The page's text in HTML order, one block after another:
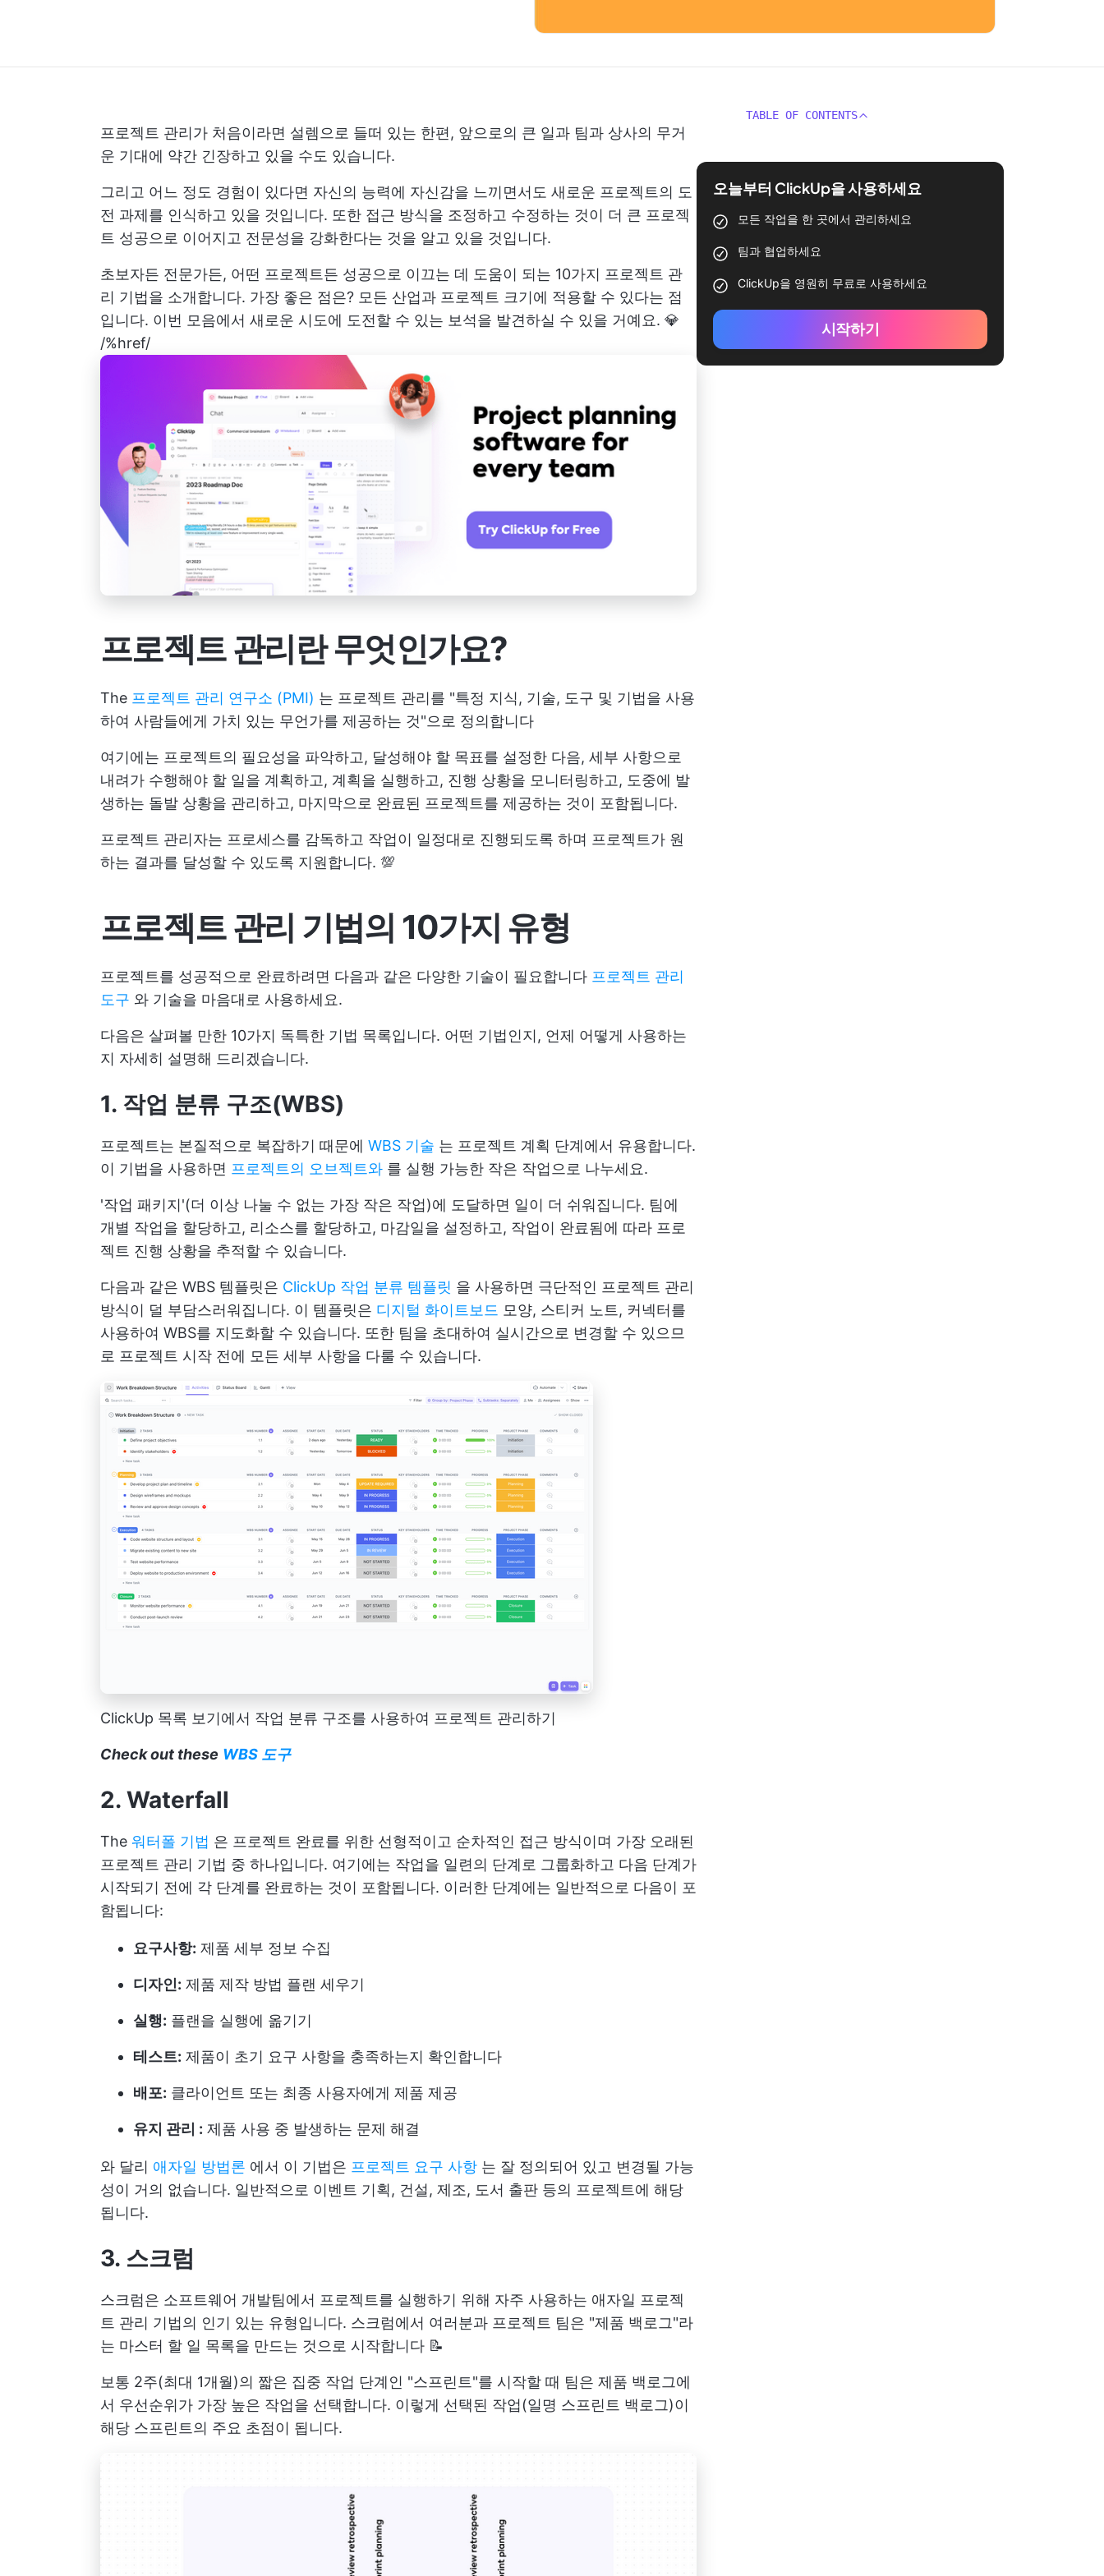
프로젝트 관리가 처음이라면 설렘으로 들떠 있는 한편, 앞으로의 큰 일과 팀과 상사의 무거
운 기대에 약간 긴장하고 있을 수도 있습니다.
그리고 어느 정도 경험이 있다면 자신의 능력에 자신감을 느끼면서도 새로운 프로젝트의 도
전 과제를 인식하고 있을 것입니다. 또한 접근 방식을 조정하고 수정하는 것이 더 큰 프로젝
트 성공으로 이어지고 전문성을 강화한다는 것을 알고 있을 것입니다.
초보자든 전문가든, 어떤 프로젝트든 성공으로 이끄는 데 도움이 되는 10가지 프로젝트 관
리 기법을 소개합니다. 가장 좋은 점은? 모든 산업과 프로젝트 크기에 적용할 수 있다는 점
입니다. 이번 모음에서 새로운 시도에 도전할 수 있는 보석을 발견하실 수 있을 거예요. 💎
/%href/
프로젝트 관리란 무엇인가요?
The 프로젝트 관리 연구소 (PMI) 는 프로젝트 관리를 "특정 지식, 기술, 도구 및 기법을 사용
하여 사람들에게 가치 있는 무언가를 제공하는 것"으로 정의합니다
여기에는 프로젝트의 필요성을 파악하고, 달성해야 할 목표를 설정한 다음, 세부 사항으로
내려가 수행해야 할 일을 계획하고, 계획을 실행하고, 진행 상황을 모니터링하고, 도중에 발
생하는 돌발 상황을 관리하고, 마지막으로 완료된 프로젝트를 제공하는 것이 포함됩니다.
프로젝트 관리자는 프로세스를 감독하고 작업이 일정대로 진행되도록 하며 프로젝트가 원
하는 결과를 달성할 수 있도록 지원합니다. 💯
프로젝트 관리 기법의 10가지 유형
프로젝트를 성공적으로 완료하려면 다음과 같은 다양한 기술이 필요합니다 프로젝트 관리
도구 와 기술을 마음대로 사용하세요.
다음은 살펴볼 만한 10가지 독특한 기법 목록입니다. 어떤 기법인지, 언제 어떻게 사용하는
지 자세히 설명해 드리겠습니다.
1. 작업 분류 구조(WBS)
프로젝트는 본질적으로 복잡하기 때문에 WBS 기술 는 프로젝트 계획 단계에서 유용합니다.
이 기법을 사용하면 프로젝트의 오브젝트와 를 실행 가능한 작은 작업으로 나누세요.
'작업 패키지'(더 이상 나눌 수 없는 가장 작은 작업)에 도달하면 일이 더 쉬워집니다. 팀에
개별 작업을 할당하고, 리소스를 할당하고, 마감일을 설정하고, 작업이 완료됨에 따라 프로
젝트 진행 상황을 추적할 수 있습니다.
다음과 같은 WBS 템플릿은 ClickUp 작업 분류 템플릿 을 사용하면 극단적인 프로젝트 관리
방식이 덜 부담스러워집니다. 이 템플릿은 디지털 화이트보드 모양, 스티커 노트, 커넥터를
사용하여 WBS를 지도화할 수 있습니다. 또한 팀을 초대하여 실시간으로 변경할 수 있으므
로 프로젝트 시작 전에 모든 세부 사항을 다룰 수 있습니다.
ClickUp 목록 보기에서 작업 분류 구조를 사용하여 프로젝트 관리하기
Check out these WBS 도구
2. Waterfall
The 워터폴 기법 은 프로젝트 완료를 위한 선형적이고 순차적인 접근 방식이며 가장 오래된
프로젝트 관리 기법 중 하나입니다. 여기에는 작업을 일련의 단계로 그룹화하고 다음 단계가
시작되기 전에 각 단계를 완료하는 것이 포함됩니다. 이러한 단계에는 일반적으로 다음이 포
함됩니다:
요구사항: 제품 세부 정보 수집
디자인: 제품 제작 방법 플랜 세우기
실행: 플랜을 실행에 옮기기
테스트: 제품이 초기 요구 사항을 충족하는지 확인합니다
배포: 클라이언트 또는 최종 사용자에게 제품 제공
유지 관리 : 제품 사용 중 발생하는 문제 해결
와 달리 애자일 방법론 에서 이 기법은 프로젝트 요구 사항 는 잘 정의되어 있고 변경될 가능
성이 거의 없습니다. 일반적으로 이벤트 기획, 건설, 제조, 도서 출판 등의 프로젝트에 해당
됩니다.
3. 스크럼
스크럼은 소프트웨어 개발팀에서 프로젝트를 실행하기 위해 자주 사용하는 애자일 프로젝
트 관리 기법의 인기 있는 유형입니다. 스크럼에서 여러분과 프로젝트 팀은 "제품 백로그"라
는 마스터 할 일 목록을 만드는 것으로 시작합니다 📝
보통 2주(최대 1개월)의 짧은 집중 작업 단계인 "스프린트"를 시작할 때 팀은 제품 백로그에
서 우선순위가 가장 높은 작업을 선택합니다. 이렇게 선택된 작업(일명 스프린트 백로그)이
해당 스프린트의 주요 초점이 됩니다.
TABLE OF CONTENTS
오늘부터 ClickUp을 사용하세요
모든 작업을 한 곳에서 관리하세요
팀과 협업하세요
ClickUp을 영원히 무료로 사용하세요
시작하기